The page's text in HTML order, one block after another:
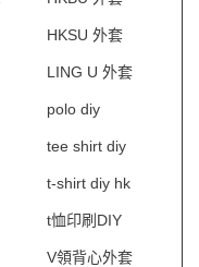
HKSU 外套
LING U 外套
polo diy
tee shirt diy
t-shirt diy hk
t恤印刷DIY
V領背心外套